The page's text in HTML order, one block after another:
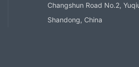
Changshun Road No.2,
Shandong, China